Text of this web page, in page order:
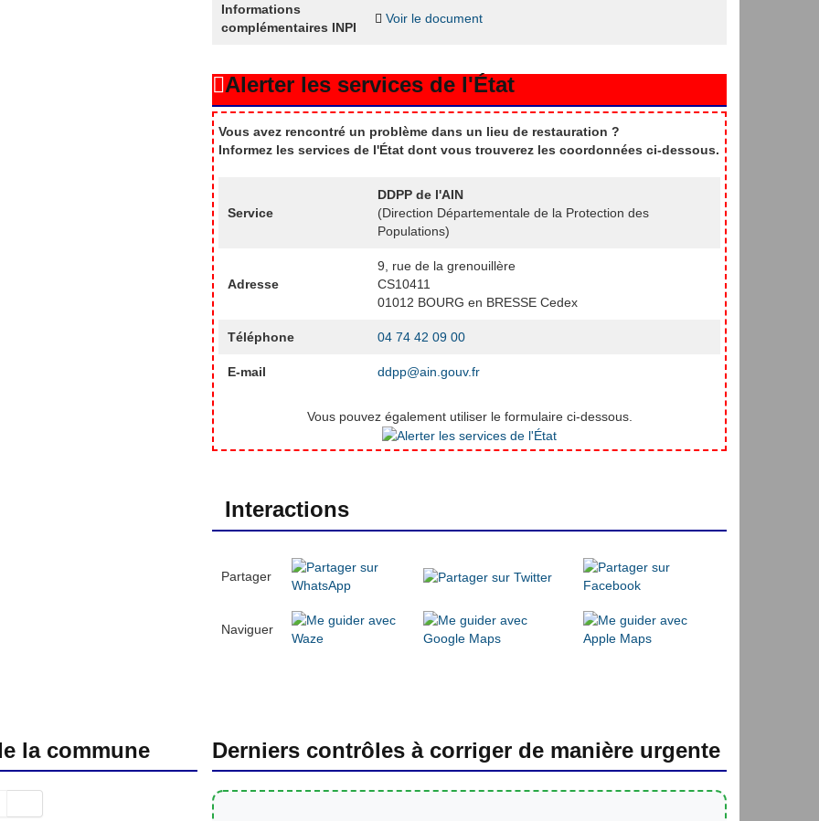
Informations
complémentaires INPI
Voir le document
Alerter les services de l'État
Vous avez rencontré un problème dans un lieu de restauration ?
Informez les services de l'État dont vous trouverez les coordonnées ci-dessous.
Service
DDPP de l'AIN
(Direction Départementale de la Protection des
Populations)
Adresse
9, rue de la grenouillère
CS10411
01012 BOURG en BRESSE Cedex
Téléphone 04 74 42 09 00
E-mail ddpp@ain.gouv.fr
Vous pouvez également utiliser le formulaire ci-dessous.
Interactions
Partager
Naviguer
la commune Derniers contrôles à corriger de manière urgente